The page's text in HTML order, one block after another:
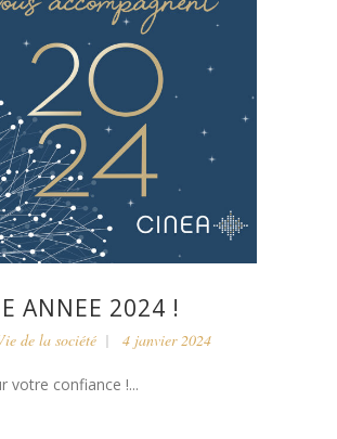
ANNEE 2024 !
de la société 4 janvier 2024
votre confiance !...